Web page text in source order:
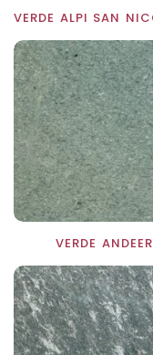
VERDE ANDEER